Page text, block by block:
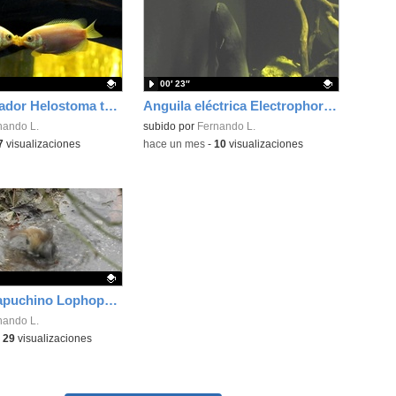
Gurami besador Helostoma temmincki Cuvier, 1829
L.
visualizaciones
Anguila eléctrica Electrophorus electricus (Linnaeus, 1766)
Contenido educativo.
subido por Fernando L.
00′ 23″
-hace un mes- 10visualizaciones
Herrerillo capuchino Lophophanes cristatus Linnaeus, 1758
L.
29visualizaciones